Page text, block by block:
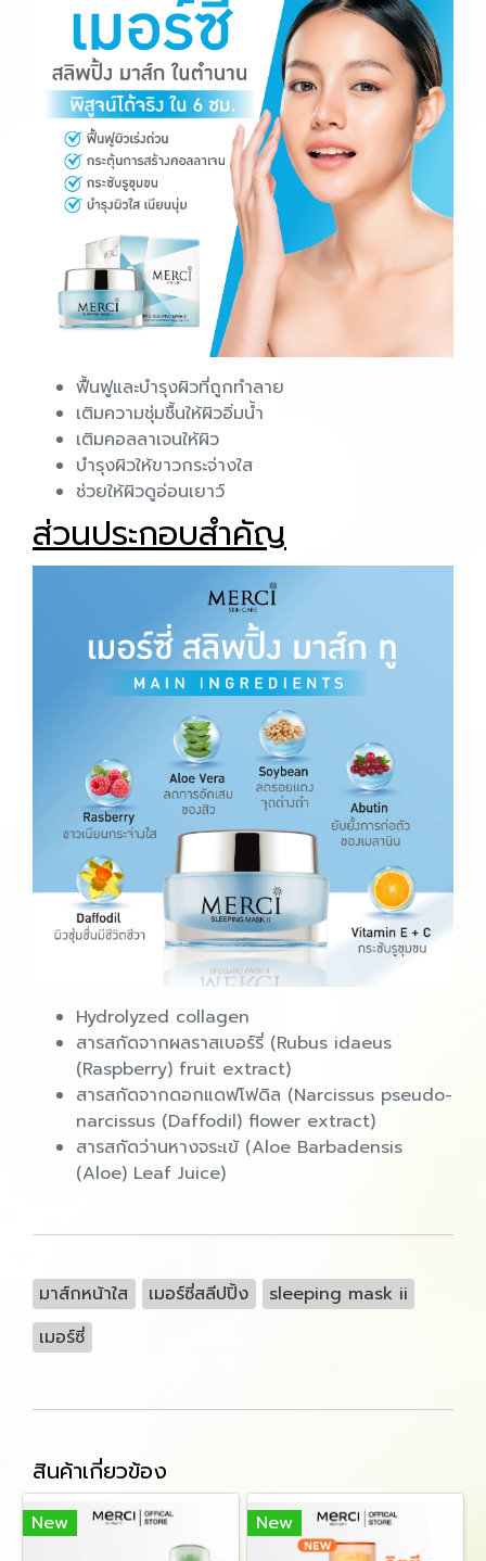
ฟื้นฟูและบำรุงผิวที่ถูกทำลาย
เติมความชุ่มชื้นให้ผิวอิ่มน้ำ
เติมคอลลาเจนให้ผิว
บำรุงผิวให้ขาวกระจ่างใส
ช่วยให้ผิวดูอ่อนเยาว์
ส่วนประกอบสำคัญ
Hydrolyzed collagen
สารสกัดจากผลราสเบอร์รี่ (Rubus idaeus
(Raspberry) fruit extract)
สารสกัดจากดอกแดฟโฟดิล (Narcissus pseudo-
narcissus (Daffodil) flower extract)
สารสกัดว่านหางจระเข้ (Aloe Barbadensis
(Aloe) Leaf Juice)
มาส์กหน้าใส เมอร์ซี่สลีปปิ้ง
sleeping mask ii
เมอร์ซี่
สินค้าเกี่ยวข้อง
New New